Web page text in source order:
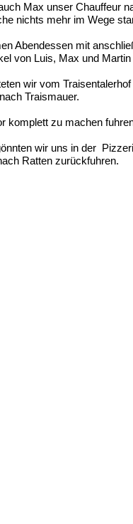
Max unser Chauffeur
nichts mehr im Wege
Abendessen mit
von Luis, Max und
wir vom
Traismauer.
komplett zu machen
wir uns in der
Ratten zurückfuhren.